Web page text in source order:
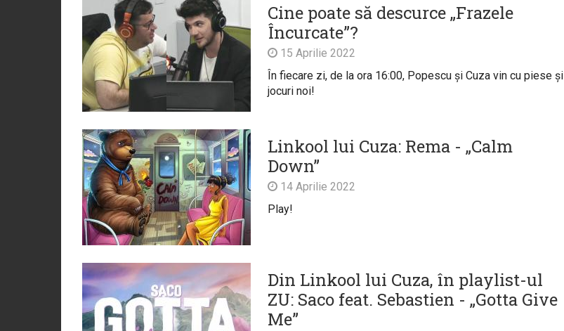
Cine poate să descurce „Frazele
Încurcate”?
15 Aprilie 2022
În fiecare zi, de la ora 16:00, Popescu și Cuza vin cu piese și
jocuri noi!
Linkool lui Cuza: Rema - „Calm
Down”
14 Aprilie 2022
Play!
Din Linkool lui Cuza, în playlist-ul
ZU: Saco feat. Sebastien - „Gotta Give
Me”